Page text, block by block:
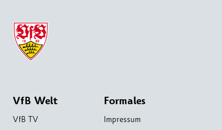
VfB Welt
VfB TV
Formales
Impressum